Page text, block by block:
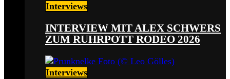
Interviews
INTERVIEW MIT ALEX SCHWERS
ZUM RUHRPOTT RODEO 2026
Interviews